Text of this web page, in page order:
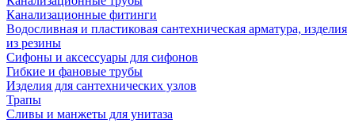
Канализационные фитинги
Водосливная и пластиковая сантехническая арматура, изделия
из резины
Сифоны и аксессуары для сифонов
Гибкие и фановые трубы
Изделия для сантехнических узлов
Трапы
Сливы и манжеты для унитаза